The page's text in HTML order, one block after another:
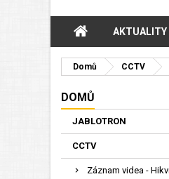
AKTUALITY
Domů CCTV
DOMŮ
JABLOTRON
CCTV
Záznam videa -